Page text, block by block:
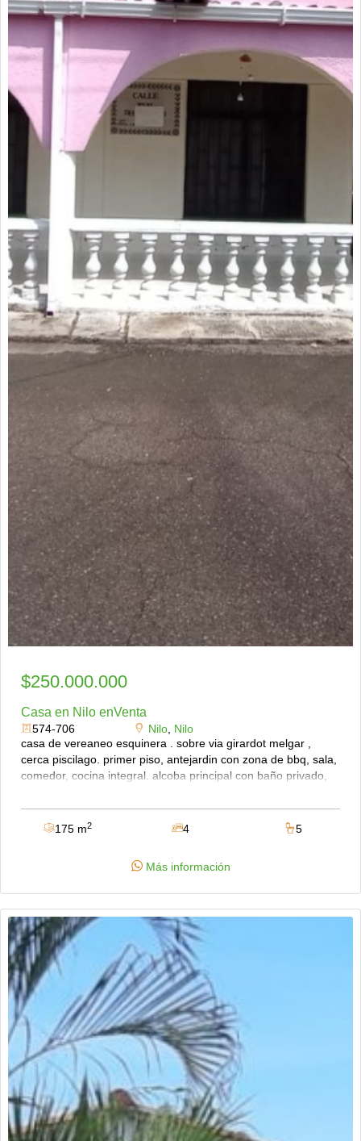
$250.000.000
Casa en Nilo enVenta
574-706 Nilo, Nilo
casa de vereaneo esquinera . sobre via girardot melgar ,
cerca piscilago. primer piso, antejardin con zona de bbq, sala,
comedor, cocina integral. alcoba principal con baño privado,
alcobas, dos con baño privado, mas un baño auxiliar, balcón
con jacuzzi . conjunto de 150 casas, salón de eventos-
consumo de agua. compra ya.
175 m2 4 5
Más información